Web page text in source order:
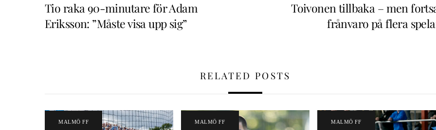
Tio raka 90-minutare för Adam
Eriksson: ”Måste visa upp sig”
Toivonen tillbaka – men
frånvaro på flera
RELATED POSTS
MALMÖ FF MALMÖ FF MALMÖ FF